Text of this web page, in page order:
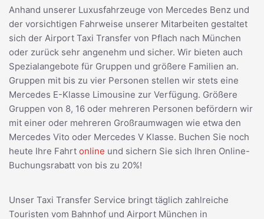
Anhand unserer Luxusfahrzeuge von Mercedes Benz und
der vorsichtigen Fahrweise unserer Mitarbeiten gestaltet
sich der Airport Taxi Transfer von Pflach nach München
oder zurück sehr angenehm und sicher. Wir bieten auch
Spezialangebote für Gruppen und größere Familien an.
Gruppen mit bis zu vier Personen stellen wir stets eine
Mercedes E-Klasse Limousine zur Verfügung. Größere
Gruppen von 8, 16 oder mehreren Personen befördern wir
mit einer oder mehreren Großraumwagen wie etwa den
Mercedes Vito oder Mercedes V Klasse. Buchen Sie noch
heute Ihre Fahrt online und sichern Sie sich Ihren Online-
Buchungsrabatt von bis zu 20%!
Unser Taxi Transfer Service bringt täglich zahlreiche
Touristen vom Bahnhof und Airport München in